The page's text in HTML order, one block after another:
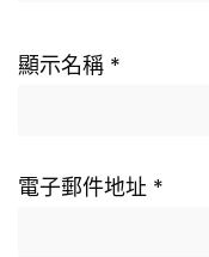
顯示名稱 *
電子郵件地址 *